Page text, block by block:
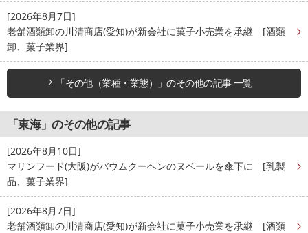
[2026年8月7日]
老舗酒類卸の川清商店(愛知)が新会社に菓子小売業を承継 [酒類
卸、菓子業界]
「その他（業種・業態）」のその他の記事 一覧
「東海」のその他の記事
[2026年8月10日]
マリンフード(大阪)がバウムクーヘンのヌベールを傘下に [乳製
品、菓子業界]
[2026年8月7日]
老舗酒類卸の川清商店(愛知)が新会社に菓子小売業を承継 [酒類